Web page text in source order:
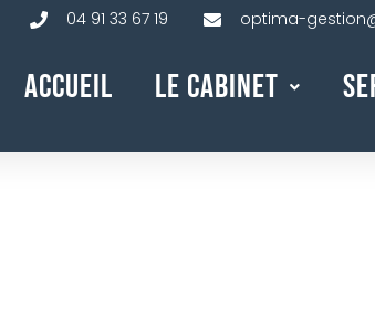
04 91 33 67 19 optima-
Accueil Le Cabinet